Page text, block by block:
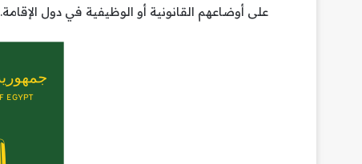
على أوضاعهم القانونية أو الوظيفية في دول الإقامة.